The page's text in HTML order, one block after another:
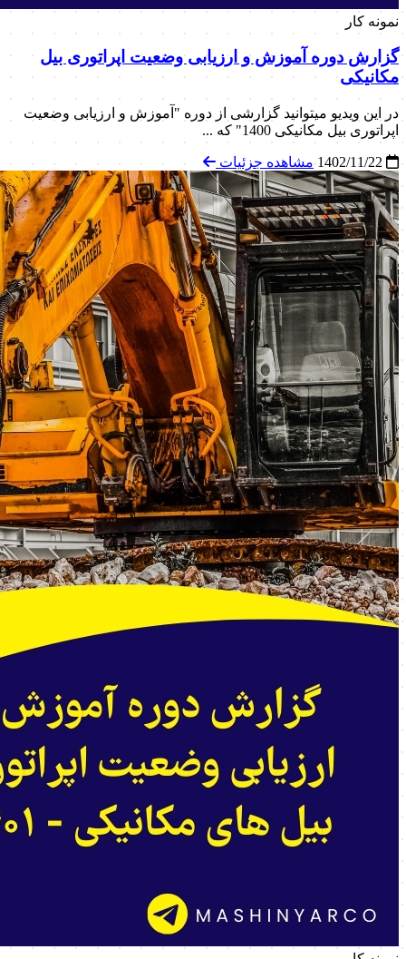
نمونه کار
گزارش دوره آموزش و ارزیابی وضعیت اپراتوری بیل
مکانیکی
در این ویدیو میتوانید گزارشی از دوره "آموزش و ارزیابی وضعیت
اپراتوری بیل مکانیکی 1400" که ...
مشاهده جزئیات